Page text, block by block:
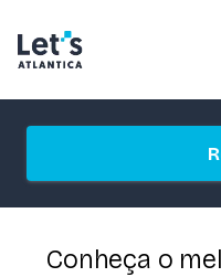
Conheça o